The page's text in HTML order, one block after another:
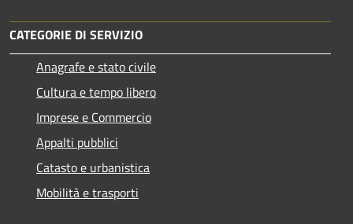
CATEGORIE DI SERVIZIO
Anagrafe e stato civile
Cultura e tempo libero
Imprese e Commercio
Appalti pubblici
Catasto e urbanistica
Mobilità e trasporti